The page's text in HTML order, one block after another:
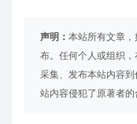
声明： 本站所有文章
布。任何个人或组织，
采集、发布本站内容
站内容侵犯了原著者的